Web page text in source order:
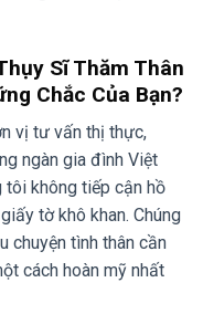
Sĩ Thăm Thân
Chắc Của Bạn?
vị tư vấn thị thực,
ngàn gia đình Việt
tôi không tiếp cận hồ
tờ khô khan. Chúng
chuyện tình thân cần
cách hoàn mỹ nhất